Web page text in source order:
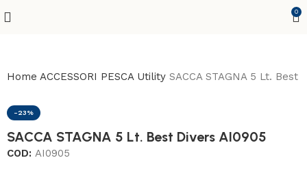
0
HomeACCESSORI PESCA UtilitySACCA STAGNA 5 Lt. Best
-23%
SACCA STAGNA 5 Lt. Best Divers AI0905
COD:AI0905